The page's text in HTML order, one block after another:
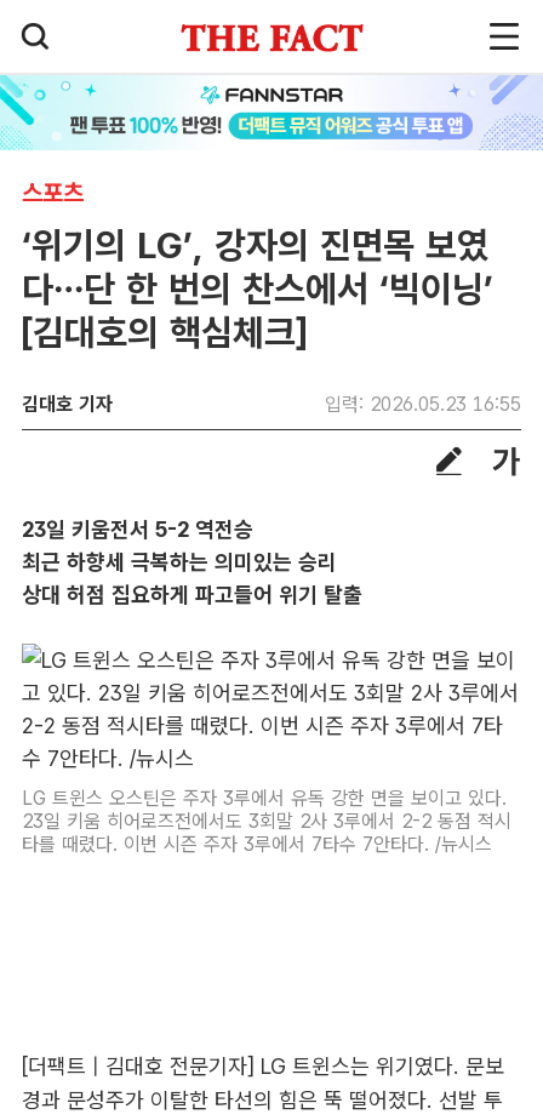
스포츠
‘위기의 LG’, 강자의 진면목 보였
다…단 한 번의 찬스에서 ‘빅이닝’
[김대호의 핵심체크]
김대호 기자 입력: 2026.05.23 16:55
23일 키움전서 5-2 역전승
최근 하향세 극복하는 의미있는 승리
상대 허점 집요하게 파고들어 위기 탈출
LG 트윈스 오스틴은 주자 3루에서 유독 강한 면을 보이고 있다.
23일 키움 히어로즈전에서도 3회말 2사 3루에서 2-2 동점 적시
타를 때렸다. 이번 시즌 주자 3루에서 7타수 7안타다. /뉴시스
[더팩트 | 김대호 전문기자] LG 트윈스는 위기였다. 문보
경과 문성주가 이탈한 타선의 힘은 뚝 떨어졌다. 선발 투